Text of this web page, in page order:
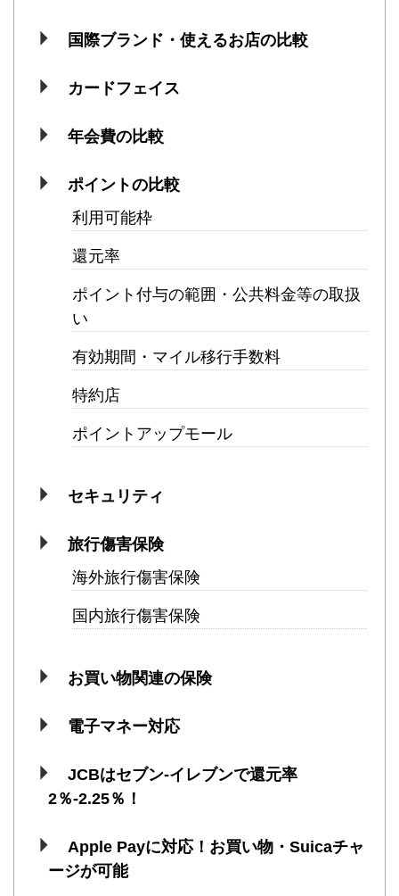
国際ブランド・使えるお店の比較
カードフェイス
年会費の比較
ポイントの比較
利用可能枠
還元率
ポイント付与の範囲・公共料金等の取扱
い
有効期間・マイル移行手数料
特約店
ポイントアップモール
セキュリティ
旅行傷害保険
海外旅行傷害保険
国内旅行傷害保険
お買い物関連の保険
電子マネー対応
JCBはセブン-イレブンで還元率
2％-2.25％！
Apple Payに対応！お買い物・Suicaチャ
ージが可能